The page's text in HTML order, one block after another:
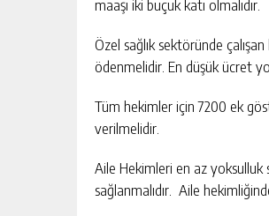
maaşı iki buçuk katı olmalıdır.
Özel sağlık sektöründe
ödenmelidir. En düşük ücret
Tüm hekimler için 7200 ek
verilmelidir.
Aile Hekimleri en az yoksulluk
sağlanmalıdır. Aile